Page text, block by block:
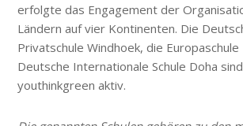
erfolgte das Engagement der
Ländern auf vier Kontinenten. Die
Privatschule Windhoek, die
Deutsche Internationale Schule Doha
youthinkgreen aktiv.